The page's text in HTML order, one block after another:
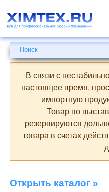
для
профессиональной
уборки
помещений
Поиск
В связи с
настоящее время,
импортную
Товар по
резервируются
товара в счетах
Открыть каталог »
Поиск